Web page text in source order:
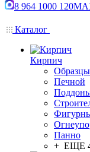
8 964 1000 120
Каталог
Кирпич
Печной
Панно
+ ЕЩЕ